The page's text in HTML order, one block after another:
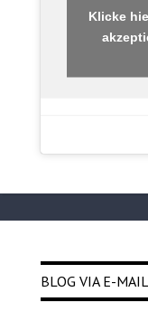
Klicke
BLOG VIA E-